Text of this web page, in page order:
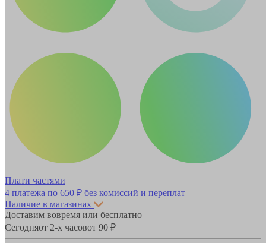
Плати частями
4 платежа по 650 ₽ без комиссий и переплат
Наличие в магазинах
Доставим вовремя или бесплатно
Сегодняот 2-х часовот 90 ₽